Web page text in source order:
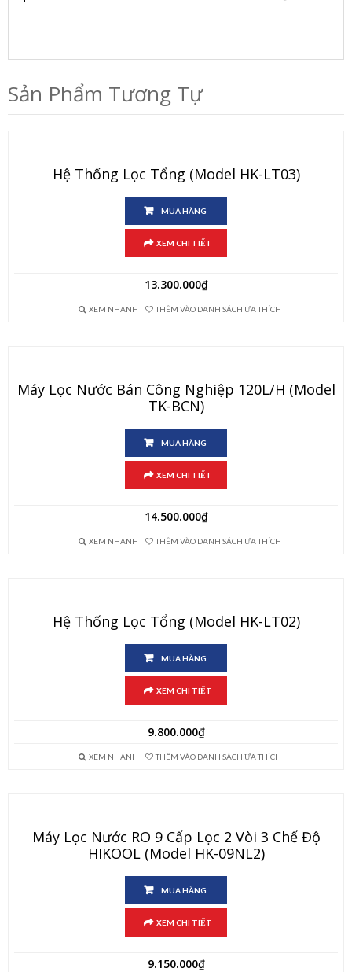
Sản Phẩm Tương Tự
Hệ Thống Lọc Tổng (Model HK-LT03)
MUA HÀNG
XEM CHI TIẾT
13.300.000₫
XEM NHANH THÊM VÀO DANH SÁCH ƯA THÍCH
Máy Lọc Nước Bán Công Nghiệp 120L/h (Model
TK-BCN)
MUA HÀNG
XEM CHI TIẾT
14.500.000₫
XEM NHANH THÊM VÀO DANH SÁCH ƯA THÍCH
Hệ Thống Lọc Tổng (Model HK-LT02)
MUA HÀNG
XEM CHI TIẾT
9.800.000₫
XEM NHANH THÊM VÀO DANH SÁCH ƯA THÍCH
Máy Lọc Nước RO 9 Cấp Lọc 2 Vòi 3 Chế Độ
HIKOOL (Model HK-09NL2)
MUA HÀNG
XEM CHI TIẾT
9.150.000₫